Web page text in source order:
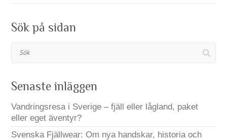
Sök på sidan
Sök
Senaste inläggen
Vandringsresa i Sverige – fjäll eller lågland, paket
eller eget äventyr?
Svenska Fjällwear: Om nya handskar, historia och